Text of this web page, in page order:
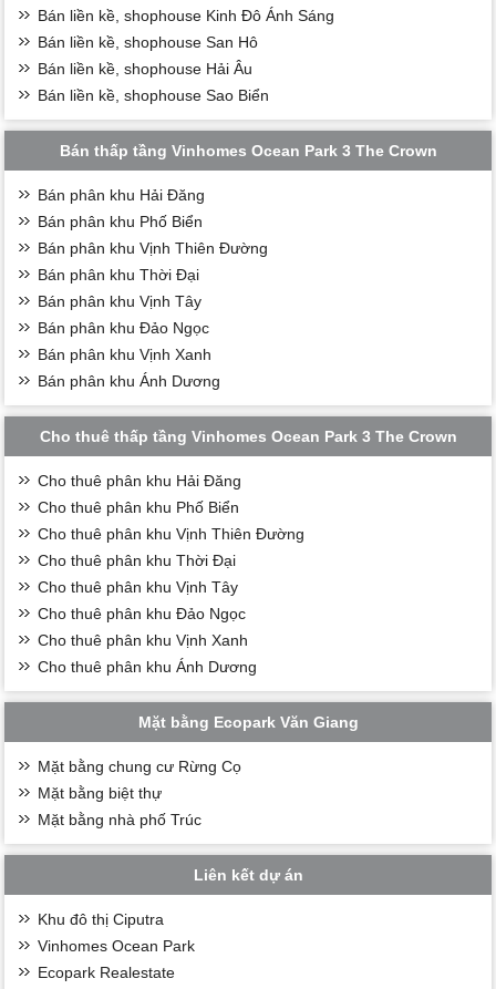
Bán liền kề, shophouse Kinh Đô Ánh Sáng
Bán liền kề, shophouse San Hô
Bán liền kề, shophouse Hải Âu
Bán liền kề, shophouse Sao Biển
Bán thấp tầng Vinhomes Ocean Park 3 The Crown
Bán phân khu Hải Đăng
Bán phân khu Phố Biển
Bán phân khu Vịnh Thiên Đường
Bán phân khu Thời Đại
Bán phân khu Vịnh Tây
Bán phân khu Đảo Ngọc
Bán phân khu Vịnh Xanh
Bán phân khu Ánh Dương
Cho thuê thấp tầng Vinhomes Ocean Park 3 The Crown
Cho thuê phân khu Hải Đăng
Cho thuê phân khu Phố Biển
Cho thuê phân khu Vịnh Thiên Đường
Cho thuê phân khu Thời Đại
Cho thuê phân khu Vịnh Tây
Cho thuê phân khu Đảo Ngọc
Cho thuê phân khu Vịnh Xanh
Cho thuê phân khu Ánh Dương
Mặt bằng Ecopark Văn Giang
Mặt bằng chung cư Rừng Cọ
Mặt bằng biệt thự
Mặt bằng nhà phố Trúc
Liên kết dự án
Khu đô thị Ciputra
Vinhomes Ocean Park
Ecopark Realestate